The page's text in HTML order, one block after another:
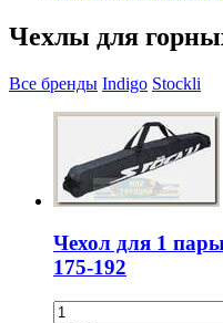
Чехлы для
Все бренды Indigo Stockli
Чехол для 1
175-192